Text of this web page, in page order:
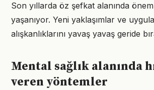
Son yıllarda öz şefkat alanında
yaşanıyor. Yeni yaklaşımlar ve
alışkanlıklarını yavaş yavaş geride
Mental sağlık alanında
veren yöntemler